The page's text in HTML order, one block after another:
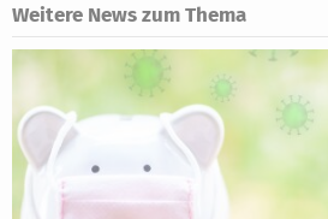
Weitere News zum Thema